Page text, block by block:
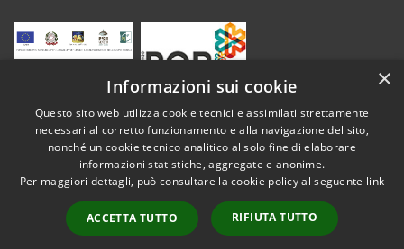
Accessibilità
Copyright © 2026 • Comune di
Vestenanova • Powered by
Municipium•
Accesso
redazione
×
Informazioni sui cookie
Questo sito web utilizza cookie tecnici e assimilati strettamente
necessari al corretto funzionamento e alla navigazione del sito,
nonché un cookie tecnico analitico al solo fine di elaborare
informazioni statistiche, aggregate e anonime.
Per maggiori dettagli, può consultare la cookie policy al seguente link
ACCETTA TUTTO RIFIUTA TUTTO